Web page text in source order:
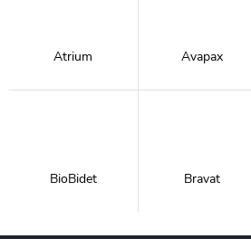
Atrium Avapax
BioBidet Bravat